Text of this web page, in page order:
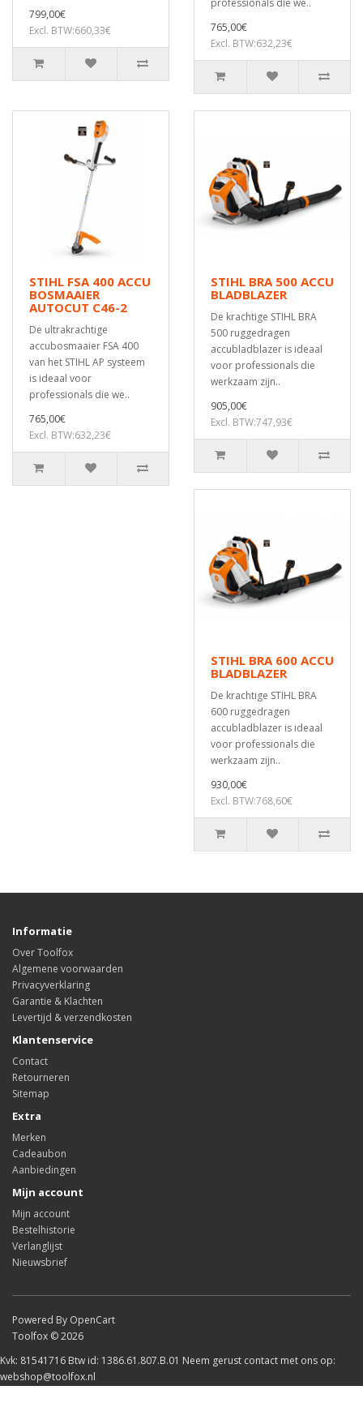
799,00€
Excl. BTW:660,33€
765,00€
Excl. BTW:632,23€
STIHL FSA 400 ACCU
BOSMAAIER
AUTOCUT C46-2
De ultrakrachtige
accubosmaaier FSA 400
van het STIHL AP systeem
is ideaal voor
professionals die we..
765,00€
Excl. BTW:632,23€
STIHL BRA 500 ACCU
BLADBLAZER
De krachtige STIHL BRA
500 ruggedragen
accubladblazer is ideaal
voor professionals die
werkzaam zijn..
905,00€
Excl. BTW:747,93€
STIHL BRA 600 ACCU
BLADBLAZER
De krachtige STIHL BRA
600 ruggedragen
accubladblazer is ideaal
voor professionals die
werkzaam zijn..
930,00€
Excl. BTW:768,60€
Informatie
Over Toolfox
Algemene voorwaarden
Privacyverklaring
Garantie & Klachten
Levertijd & verzendkosten
Klantenservice
Contact
Retourneren
Sitemap
Extra
Merken
Cadeaubon
Aanbiedingen
Mijn account
Mijn account
Bestelhistorie
Verlanglijst
Nieuwsbrief
Powered By OpenCart
Toolfox © 2026
Kvk: 81541716 Btw id: 1386.61.807.B.01 Neem gerust contact met ons op:
webshop@toolfox.nl